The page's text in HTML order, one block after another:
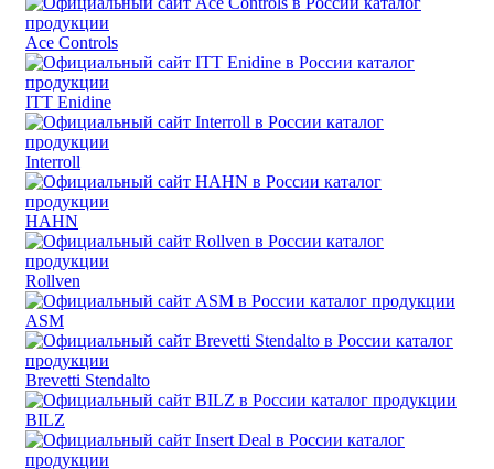
Ace Controls
ITT Enidine
Interroll
HAHN
Rollven
ASM
Brevetti Stendalto
BILZ